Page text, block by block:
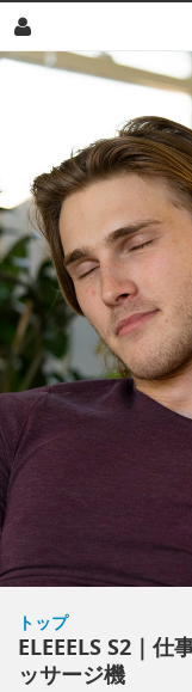
トップ
ELEEELS S2｜
ッサージ機